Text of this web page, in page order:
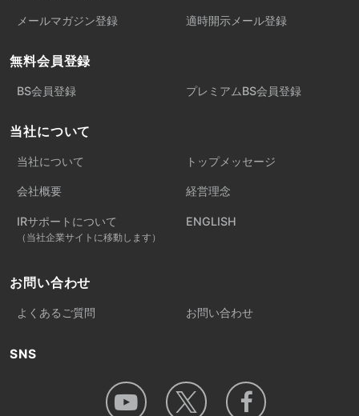
メールマガジン登録 適時開示メール登録
無料会員登録
BS会員登録 プレミアムBS会員登録
当社について
当社について トップメッセージ
会社概要 経営理念
IRサポートについて
（当社企業サイトに移動します）
ENGLISH
お問い合わせ
よくあるご質問 お問い合わせ
SNS